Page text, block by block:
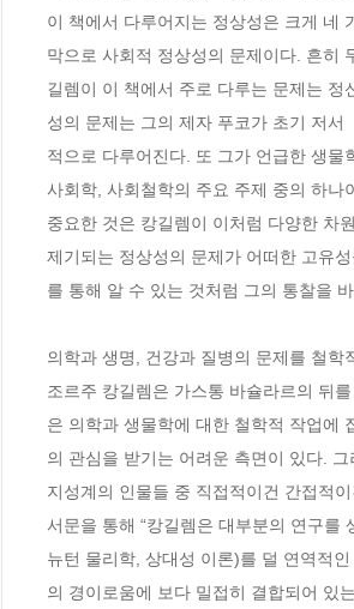
이 책에서 다루어지는 정상성은 크게 네
막으로 사회적 정상성의 문제이다. 흔히
길렘이 이 책에서 주로 다루는 문제는
성의 문제는 그의 제자 푸코가 초기 저
적으로 다루어진다. 또 그가 언급한 생
사회학, 사회철학의 주요 주제 중의 하나
중요한 것은 캉길렘이 이처럼 다양한 차
제기되는 정상성의 문제가 어떠한 고유
를 통해 알 수 있는 것처럼 그의 통찰을
의학과 생명, 건강과 질병의 문제를 철학
조르주 캉길렘은 가스통 바슐라르의 뒤
은 의학과 생물학에 대한 철학적 작업에
의 관심을 받기는 어려운 측면이 있다.
지성계의 인물들 중 직접적이건 간접적
서문을 통해 “캉길렘은 대부분의 연구를
뉴턴 물리학, 상대성 이론)를 덜 연역적
의 경이로움에 보다 밀접히 결합되어 있